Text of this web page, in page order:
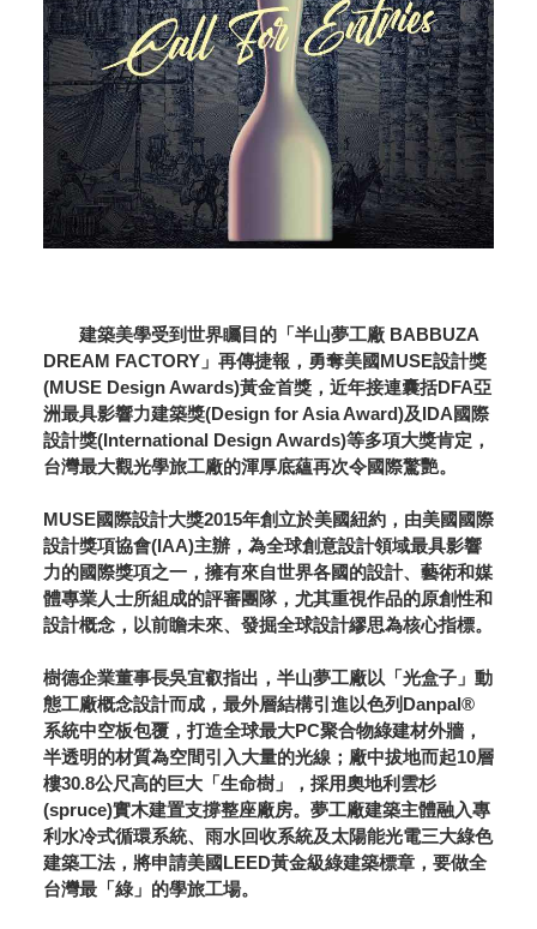
建築美學受到世界矚目的「半山夢工廠 BABBUZA
DREAM FACTORY」再傳捷報，勇奪美國MUSE設計獎
(MUSE Design Awards)黃金首獎，近年接連囊括DFA亞
洲最具影響力建築獎(Design for Asia Award)及IDA國際
設計獎(International Design Awards)等多項大獎肯定，
台灣最大觀光學旅工廠的渾厚底蘊再次令國際驚艷。
MUSE國際設計大獎2015年創立於美國紐約，由美國國際
設計獎項協會(IAA)主辦，為全球創意設計領域最具影響
力的國際獎項之一，擁有來自世界各國的設計、藝術和媒
體專業人士所組成的評審團隊，尤其重視作品的原創性和
設計概念，以前瞻未來、發掘全球設計繆思為核心指標。
樹德企業董事長吳宜叡指出，半山夢工廠以「光盒子」動
態工廠概念設計而成，最外層結構引進以色列Danpal®
系統中空板包覆，打造全球最大PC聚合物綠建材外牆，
半透明的材質為空間引入大量的光線；廠中拔地而起10層
樓30.8公尺高的巨大「生命樹」，採用奧地利雲杉
(spruce)實木建置支撐整座廠房。夢工廠建築主體融入專
利水冷式循環系統、雨水回收系統及太陽能光電三大綠色
建築工法，將申請美國LEED黃金級綠建築標章，要做全
台灣最「綠」的學旅工場。